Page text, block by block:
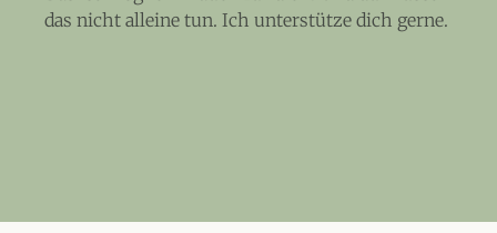
das nicht alleine tun. Ich unterstütze dich gerne.